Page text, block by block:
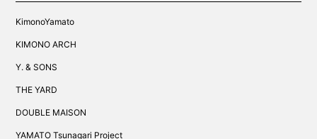
KimonoYamato
KIMONO ARCH
Y. & SONS
THE YARD
DOUBLE MAISON
YAMATO Tsunagari Project